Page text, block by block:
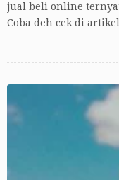
jual beli online
Coba deh cek di